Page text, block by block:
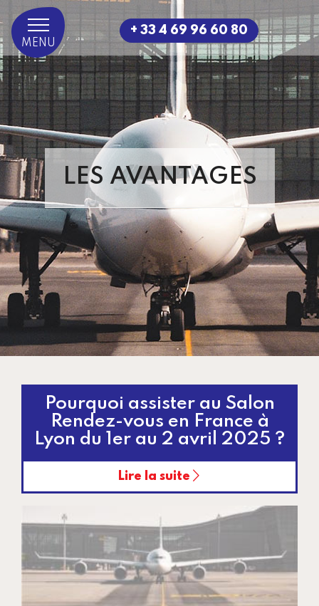
MENU
+ 33 4 69 96 60 80
LES AVANTAGES
Pourquoi assister au Salon
Rendez-vous en France à
Lyon du 1er au 2 avril 2025 ?
Lire la suite